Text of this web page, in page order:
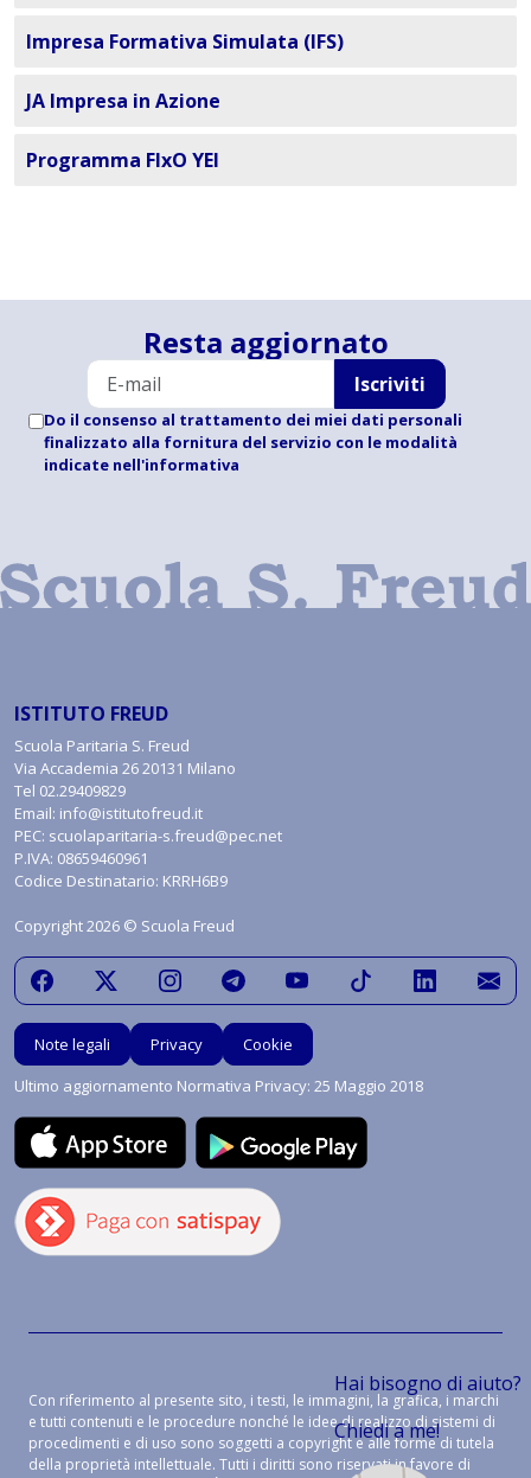
Impresa Formativa Simulata (IFS)
JA Impresa in Azione
Programma FIxO YEI
Hai bisogno di aiuto?
Chiedi a me!
Resta aggiornato
Iscriviti
Do il consenso al trattamento dei miei dati personali
finalizzato alla fornitura del servizio con le modalità
indicate nell'informativa
ISTITUTO FREUD
Scuola Paritaria S. Freud
Via Accademia 26 20131 Milano
Tel 02.29409829
Email: info@istitutofreud.it
PEC: scuolaparitaria-s.freud@pec.net
P.IVA: 08659460961
Codice Destinatario: KRRH6B9
Copyright 2026 © Scuola Freud
Note legali Privacy
Cookie
Ultimo aggiornamento Normativa Privacy: 25 Maggio 2018
Con riferimento al presente sito, i testi, le immagini, la grafica, i marchi
e tutti contenuti e le procedure nonché le idee di realizzo di sistemi di
procedimenti e di uso sono soggetti a copyright e alle forme di tutela
della proprietà intellettuale. Tutti i diritti sono riservati in favore di